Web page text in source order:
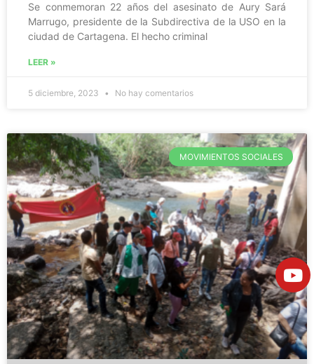
Se conmemoran 22 años del asesinato de Aury Sará
Marrugo, presidente de la Subdirectiva de la USO en la
ciudad de Cartagena. El hecho criminal
LEER »
5 diciembre, 2023 No hay comentarios
MOVIMIENTOS SOCIALES